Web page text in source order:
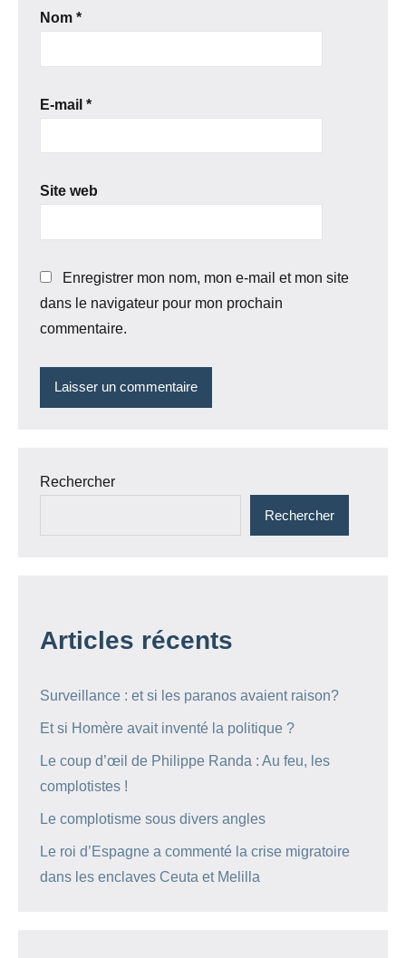
Nom *
E-mail *
Site web
Enregistrer mon nom, mon e-mail et mon site
dans le navigateur pour mon prochain
commentaire.
Rechercher
Rechercher
Articles récents
Surveillance : et si les paranos avaient raison?
Et si Homère avait inventé la politique ?
Le coup d’œil de Philippe Randa : Au feu, les
complotistes !
Le complotisme sous divers angles
Le roi d’Espagne a commenté la crise migratoire
dans les enclaves Ceuta et Melilla